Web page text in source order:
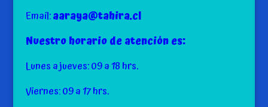
Email:aaraya@tahira.cl
Nuestro horario de atención es:
Lunes a jueves: 09 a 18 hrs.
Viernes: 09 a 17 hrs.